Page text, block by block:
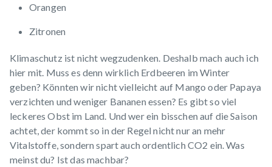
Orangen
Zitronen
Klimaschutz ist nicht wegzudenken. Deshalb mach auch ich
hier mit. Muss es denn wirklich Erdbeeren im Winter
geben? Könnten wir nicht vielleicht auf Mango oder Papaya
verzichten und weniger Bananen essen? Es gibt so viel
leckeres Obst im Land. Und wer ein bisschen auf die Saison
achtet, der kommt so in der Regel nicht nur an mehr
Vitalstoffe, sondern spart auch ordentlich CO2 ein. Was
meinst du? Ist das machbar?